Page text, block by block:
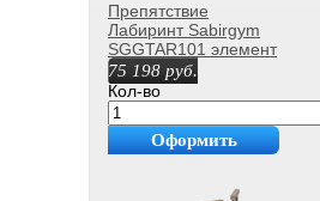
Препятствие
Лабиринт Sabirgym
SGGTAR101 элемент
полосы препятствий
армс
75 198 руб.
Кол-во
Оформить